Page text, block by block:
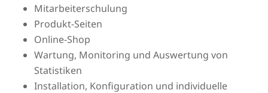
Mitarbeiterschulung
Produkt-Seiten
Online-Shop
Wartung, Monitoring und Auswertung von
Statistiken
Installation, Konfiguration und individuelle